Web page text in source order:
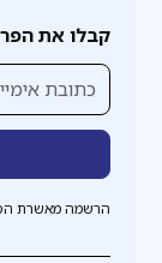
קבלו את
הרשמה מאשרת